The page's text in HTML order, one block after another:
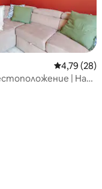
Средна
4,79 (28)
| На